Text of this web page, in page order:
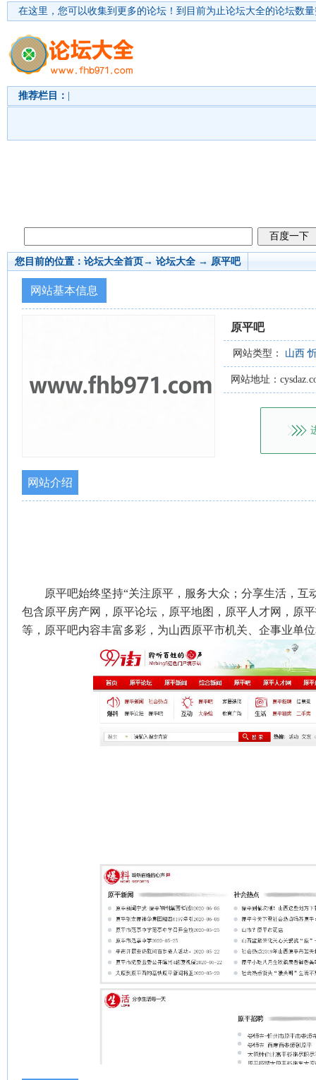
在这里，您可以收集到更多的论坛！ 到目前为止论坛大全的论坛数
推荐栏目：
您目前的位置： 论坛大全首页→ 论坛大全 → 原平吧
网站基本信息
原平吧
网站类型： 山西
网站地址：
网站介绍
原平吧始终坚持“关注原平，服务大众；分享生活，
包含原平房产网，原平论坛，原平地图，原平人才网，原
等，原平吧内容丰富多彩，为山西原平市机关、企事业单